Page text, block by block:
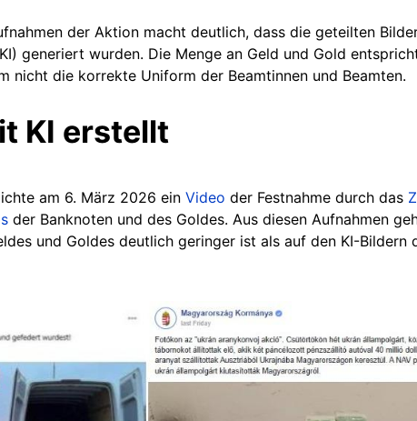
der Aktion macht deutlich, dass die geteilten
generiert wurden. Die Menge an Geld und Gold
nicht die korrekte Uniform der Beamtinnen und Beamten.
KI erstellt
am 6. März 2026 ein Video der Festnahme durch das
der Banknoten und des Goldes. Aus diesen Aufnahmen
und Goldes deutlich geringer ist als auf den KI-Bildern